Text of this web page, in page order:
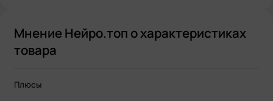
Мнение Нейро.топ о характеристиках
товара
Плюсы